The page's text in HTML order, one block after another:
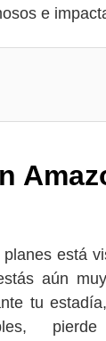
e
está
aún
tu